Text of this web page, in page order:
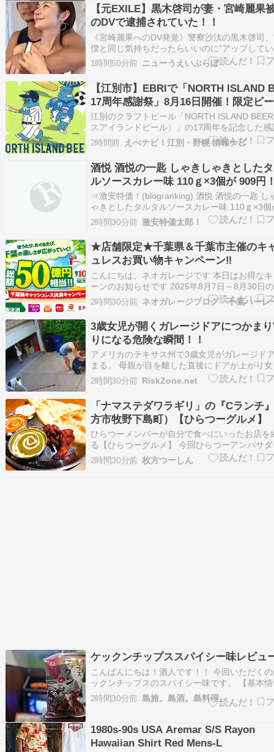
ぽんにしてソーダ割にして飲ん…
【元EXILE】黒木啓司が妻・宮崎麗果
のDVで逮捕されていた！！
《宮崎麗果へのDV発覚》警察沙汰の黒木啓司
僕と同じ気持ちだったらいいのに”アップして
深動画【脱税事件で怒りがエスカレートか】 -
Infoseek 《宮崎麗果へのDV発覚》警察沙汰の
司、“君も僕と同じ気持ちだったらいいのに”ア
ていた意味深動画【脱税事…
1時間50分前 ニューうえいぶらぼ
【江別市】EBRIで「NORTH ISLAND
17周年感謝祭」8月16日開催！限定ビ
グルメ・音楽ライブも
江別のクラフトビール「NORTH ISLAND
スアイランドビール）」の17周年を記念した感
が、2026年8月16日（日）に江別市東野幌町の
設「ËBRI（エブリ）」で開催されます。 会場
ゆかりのグルメやショップが集まるほか、音楽
などのステー…
2時間前 えべナビ！江別・野幌 情報ナビ
酒悦 酒悦の一匙 しゃきしゃきとした
ルソースカレー味 110ｇ×3個が 909円
⇒激安特価！(blogranking) 酒悦 酒悦の一匙 し
ゃきとしたタルタルソースカレー味 110ｇ×3個
円！（記事作成時点の価格） 定期便で追加割
ライム会員（ファミリー、スチューデント含む
配送料無料！プライム会員以外は合計金額が
下…
2時間30分前 激安特価太郎！
★店舗限定★千葉県＆千葉市主催のキ
ュレスお買い物キャンペーン‼
こんにちは、ネオガレージです 本日はお得な
ーンのお知らせです 2025年8月7日～8月30日
定で、千葉県＆千葉市の対象店舗にてキャッシ
決済をご利用いただいたお会計から 合わせて
戻ってくるキャンペーンが始まります 千葉県
10％のポイント還元…
2時間30分前
3歳女児が開くガレージドアにつかま
りになる危険な瞬間！！
アメリカのテキサス州で3歳女児がガレージド
まる。 母親が目を離した直後にドアが上がり
ち上がります。 高さ約7フィートで宙づりにな
な場面です。
2時間30分前 RiskZone.net
「ナマステダワラギリ」の『Cランチ
方市牧野下島町）【ひらつーグルメ】
ひらつーメンバーが自分で食べにいったお店を
る【ひらつーグルメ】 今回ひらつーアンバサ
べたのは、牧野下島町にある… ナマステダワ
の… 「Cランチ(1190円)」です！(※価格は
2時間30分前 枚方つーしん
ケックンチップススパイシー味レビュ
こんばんにちは！酒人です！！ 今回いただく
ックンチップスのスパイシー味です。 【基本
江島のスナック まずは基本情報です！・価格
60g：670円・製造株式会社いえじま家族・産
入手方法伊江島や沖縄県内の…
2時間30分前 島旅。島酒。島料理。
1980s-90s USA Aremar S/S Rayon
Hawaiian Shirt Red Mens-L